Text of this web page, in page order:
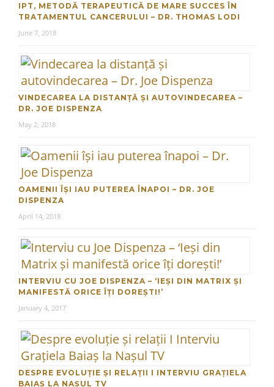
IPT, METODĂ TERAPEUTICĂ DE MARE SUCCES ÎN
TRATAMENTUL CANCERULUI – DR. THOMAS LODI
June 7, 2018
VINDECAREA LA DISTANȚĂ ȘI AUTOVINDECAREA –
DR. JOE DISPENZA
May 2, 2018
OAMENII ÎȘI IAU PUTEREA ÎNAPOI – DR. JOE
DISPENZA
April 14, 2018
INTERVIU CU JOE DISPENZA – ‘IEȘI DIN MATRIX ȘI
MANIFESTĂ ORICE ÎȚI DOREȘTI!’
January 4, 2017
DESPRE EVOLUȚIE ȘI RELAȚII I INTERVIU GRAȚIELA
BAIAȘ LA NAȘUL TV